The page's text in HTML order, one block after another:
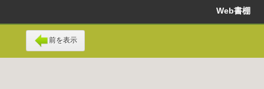
Web書棚
前を表示